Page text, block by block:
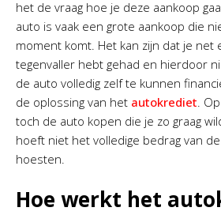
het de vraag hoe je deze aankoop
auto is vaak een grote aankoop die
moment komt. Het kan zijn dat je net
tegenvaller hebt gehad en hierdoor
de auto volledig zelf te kunnen
de oplossing van het autokrediet.
toch de auto kopen die je zo graag
hoeft niet het volledige bedrag van
hoesten.
Hoe werkt het